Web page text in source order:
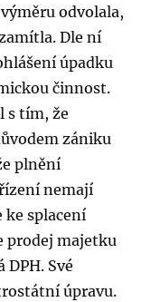
odvolala,
Dle ní
úpadku
činnost.
s tím, že
zániku
plnění
nemají
ke splacení
prodej majetku
Své
úpravu.